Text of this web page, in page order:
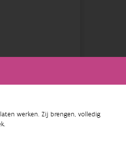
werken. Zij brengen, volledig
en
van de Flora
Vlaanderen en
in